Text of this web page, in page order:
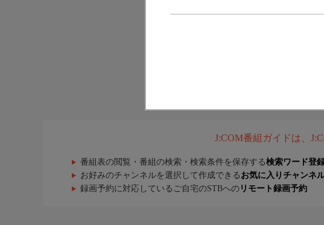
J:COM番組ガイドは、
番組表の閲覧・番組の検索・検索条件を保存する検索ワード登
お好みのチャンネルを選択して作成できる お気に入りチャンネ
録画予約に対応しているご自宅のSTBへの リモート録画予約